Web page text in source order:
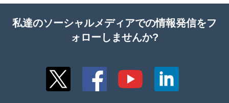
私達のソーシャルメディアでの情報発信をフ
ォローしませんか?